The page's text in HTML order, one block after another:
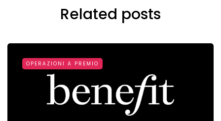
Related posts
OPERAZIONI A PREMIO